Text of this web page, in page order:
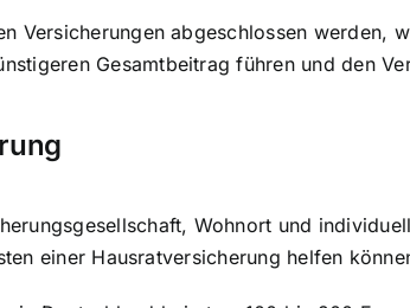
Versicherungen abgeschlossen werden,
Gesamtbeitrag führen und den
Wohnort und
einer Hausratversicherung helfen